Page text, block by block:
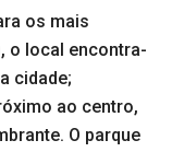
os mais
o local encontra-
cidade;
ao centro,
O parque